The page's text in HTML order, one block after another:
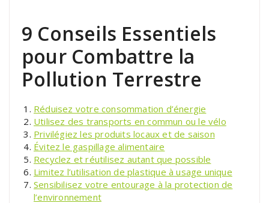
9 Conseils Essentiels
pour Combattre la
Pollution Terrestre
Réduisez votre consommation d’énergie
Utilisez des transports en commun ou le vélo
Privilégiez les produits locaux et de saison
Évitez le gaspillage alimentaire
Recyclez et réutilisez autant que possible
Limitez l’utilisation de plastique à usage unique
Sensibilisez votre entourage à la protection de
l’environnement